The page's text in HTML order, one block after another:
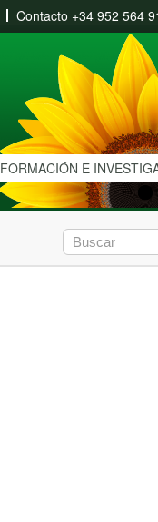
Contacto +34 952 564
FORMACIÓN E